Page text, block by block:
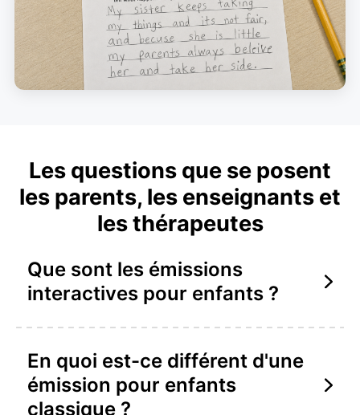
Les questions que se posent
les parents, les enseignants et
les thérapeutes
Que sont les émissions
interactives pour enfants ?
En quoi est-ce différent d'une
émission pour enfants
classique ?